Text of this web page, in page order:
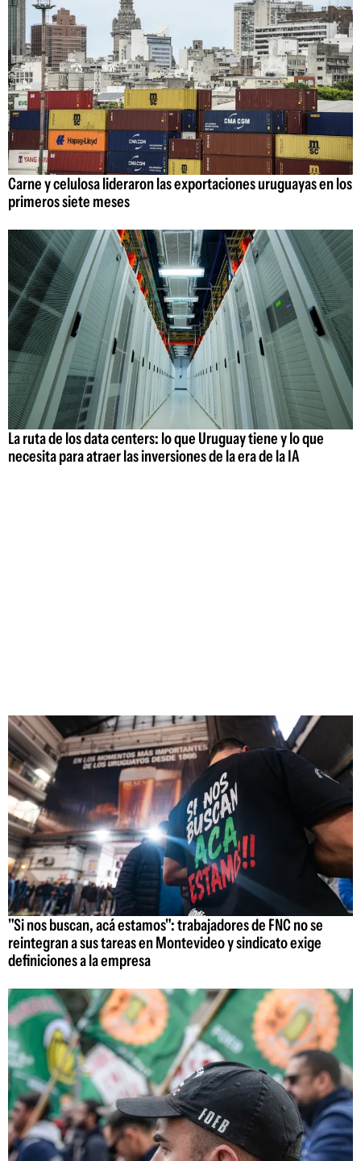
Carne y celulosa lideraron las exportaciones uruguayas en los
primeros siete meses
La ruta de los data centers: lo que Uruguay tiene y lo que
necesita para atraer las inversiones de la era de la IA
"Si nos buscan, acá estamos": trabajadores de FNC no se
reintegran a sus tareas en Montevideo y sindicato exige
definiciones a la empresa